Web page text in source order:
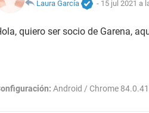
Laura García
- 15 jul 2021 a
quiero ser socio de Garena,
Android / Chrome